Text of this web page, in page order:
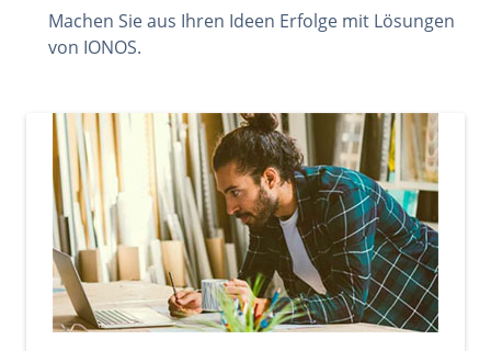
Machen Sie aus Ihren Ideen Erfolge mit Lösungen
von IONOS.